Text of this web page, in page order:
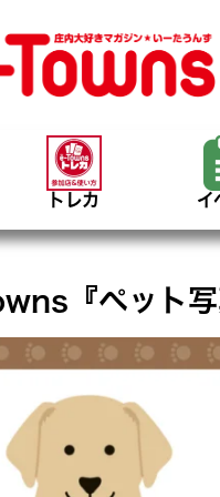
トレカ イ
『ペット